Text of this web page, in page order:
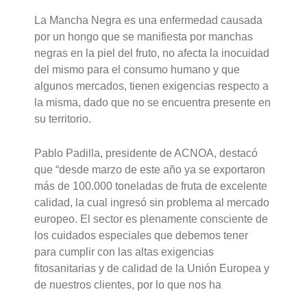
La Mancha Negra es una enfermedad causada
por un hongo que se manifiesta por manchas
negras en la piel del fruto, no afecta la inocuidad
del mismo para el consumo humano y que
algunos mercados, tienen exigencias respecto a
la misma, dado que no se encuentra presente en
su territorio.
Pablo Padilla, presidente de ACNOA, destacó
que “desde marzo de este año ya se exportaron
más de 100.000 toneladas de fruta de excelente
calidad, la cual ingresó sin problema al mercado
europeo. El sector es plenamente consciente de
los cuidados especiales que debemos tener
para cumplir con las altas exigencias
fitosanitarias y de calidad de la Unión Europea y
de nuestros clientes, por lo que nos ha